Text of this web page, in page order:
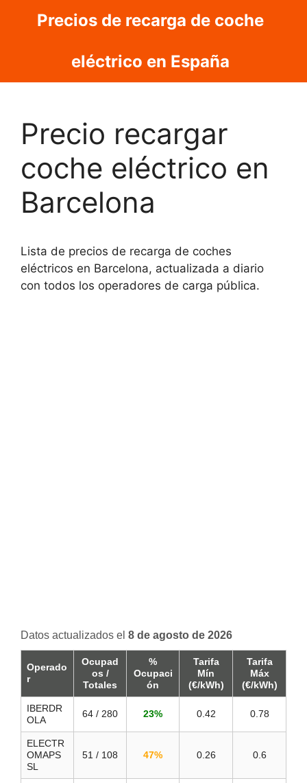
Precios de recarga de coche
eléctrico en España
Precio recargar
coche eléctrico en
Barcelona
Lista de precios de recarga de coches
eléctricos en Barcelona, actualizada a diario
con todos los operadores de carga pública.
Datos actualizados el 8 de agosto de 2026
Operado
r
Ocupad
os /
Totales
%
Ocupaci
ón
Tarifa
Mín
(€/kWh)
Tarifa
Máx
(€/kWh)
IBERDR
OLA
64 / 280 23% 0.42 0.78
ELECTR
OMAPS
SL
51 / 108 47% 0.26 0.6